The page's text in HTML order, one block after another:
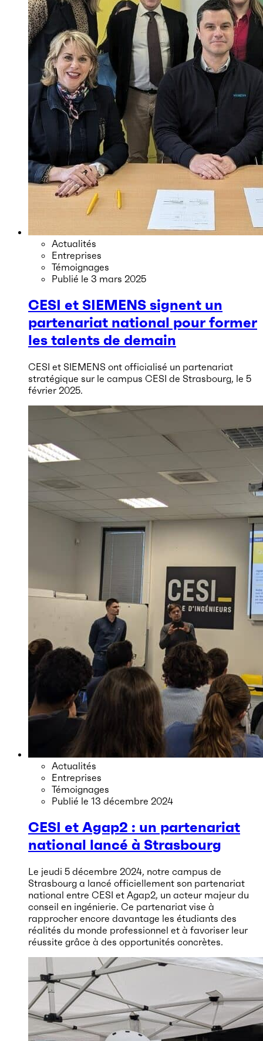
Actualités
Entreprises
Témoignages
Publié le 3 mars 2025
CESI et SIEMENS signent un
partenariat national pour former
les talents de demain
CESI et SIEMENS ont officialisé un partenariat
stratégique sur le campus CESI de Strasbourg, le 5
février 2025.
Actualités
Entreprises
Témoignages
Publié le 13 décembre 2024
CESI et Agap2 : un partenariat
national lancé à Strasbourg
Le jeudi 5 décembre 2024, notre campus de
Strasbourg a lancé officiellement son partenariat
national entre CESI et Agap2, un acteur majeur du
conseil en ingénierie. Ce partenariat vise à
rapprocher encore davantage les étudiants des
réalités du monde professionnel et à favoriser leur
réussite grâce à des opportunités concrètes.